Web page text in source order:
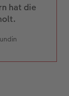
hat die